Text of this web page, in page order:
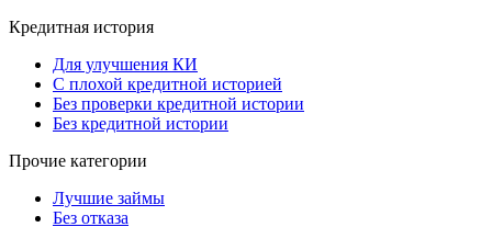
Кредитная история
Для улучшения КИ
С плохой кредитной историей
Без проверки кредитной истории
Без кредитной истории
Прочие категории
Лучшие займы
Без отказа